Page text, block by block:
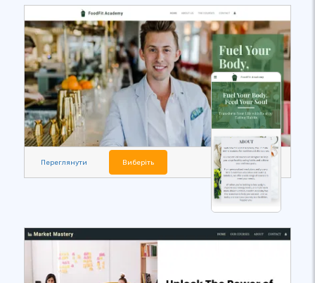
Переглянути Виберіть